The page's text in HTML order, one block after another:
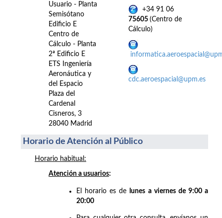
Usuario - Planta
Semisótano
Edificio E
Centro de
Cálculo - Planta
2ª Edificio E
ETS Ingeniería
Aeronáutica y
del Espacio
Plaza del
Cardenal
Cisneros, 3
28040 Madrid
+34 91 06
75605 (Centro de
Cálculo)
cdc.aeroespacial@upm.es
Horario de Atención al Público
Horario habitual:
Atención a usuarios:
El horario es de
lunes a viernes de 9:00 a
20:00